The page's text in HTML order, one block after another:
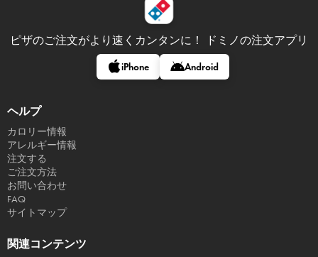
ピザのご注文がより速くカンタンに！ ドミノの注文アプリ
iPhone Android
ヘルプ
カロリー情報
アレルギー情報
注文する
ご注文方法
お問い合わせ
FAQ
サイトマップ
関連コンテンツ